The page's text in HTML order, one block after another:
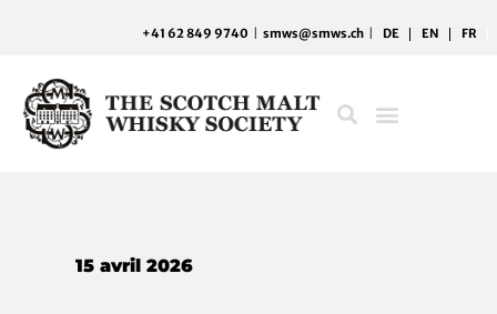
+41 62 849 9740 smws@smws.ch DE EN FR
15 avril 2026